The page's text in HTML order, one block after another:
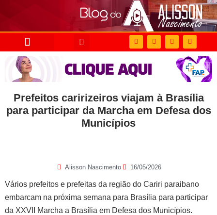
Prefeitos caririzeiros viajam à Brasília
para participar da Marcha em Defesa dos
Municípios
Alisson Nascimento 16/05/2026
Vários prefeitos e prefeitas da região do Cariri paraibano
embarcam na próxima semana para Brasília para participar
da XXVII Marcha a Brasília em Defesa dos Municípios.